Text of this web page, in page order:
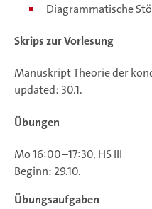
Diagrammatische
Skrips zur Vorlesung
Manuskript Theorie der
updated: 30.1.
Übungen
Mo 16:00–17:30, HS III
Beginn: 29.10.
Übungsaufgaben